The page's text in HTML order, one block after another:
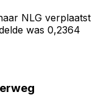
NLG verplaatst
was 0,2364